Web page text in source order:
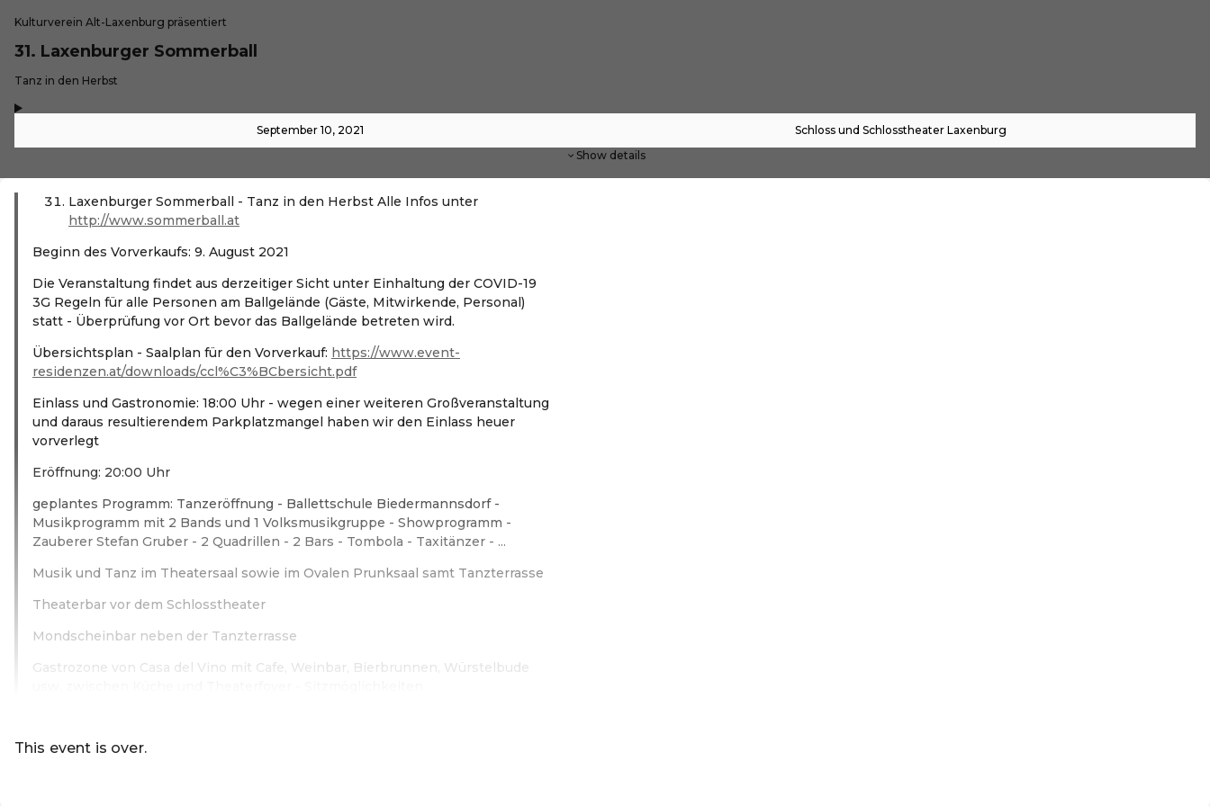
Kulturverein Alt-Laxenburg präsentiert
31. Laxenburger Sommerball
-Tanz in den Herbst
September 10, 2021 Schloss und Schlosstheater Laxenburg
Show details
Laxenburger Sommerball - Tanz in den Herbst Alle Infos unter
http://www.sommerball.at
Beginn des Vorverkaufs: 9. August 2021
Die Veranstaltung findet aus derzeitiger Sicht unter Einhaltung der COVID-19
3G Regeln für alle Personen am Ballgelände (Gäste, Mitwirkende, Personal)
statt - Überprüfung vor Ort bevor das Ballgelände betreten wird.
Übersichtsplan - Saalplan für den Vorverkauf: https://www.event-
residenzen.at/downloads/ccl%C3%BCbersicht.pdf
Einlass und Gastronomie: 18:00 Uhr - wegen einer weiteren Großveranstaltung
und daraus resultierendem Parkplatzmangel haben wir den Einlass heuer
vorverlegt
Eröffnung: 20:00 Uhr
geplantes Programm: Tanzeröffnung - Ballettschule Biedermannsdorf -
Musikprogramm mit 2 Bands und 1 Volksmusikgruppe - Showprogramm -
Zauberer Stefan Gruber - 2 Quadrillen - 2 Bars - Tombola - Taxitänzer - ...
Musik und Tanz im Theatersaal sowie im Ovalen Prunksaal samt Tanzterrasse
Theaterbar vor dem Schlosstheater
Mondscheinbar neben der Tanzterrasse
Gastrozone von Casa del Vino mit Cafe, Weinbar, Bierbrunnen, Würstelbude
This event is over.